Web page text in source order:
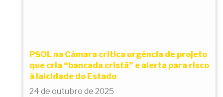
PSOL na Câmara critica urgência de projeto
que cria “bancada cristã” e alerta para risco
à laicidade do Estado
24 de outubro de 2025